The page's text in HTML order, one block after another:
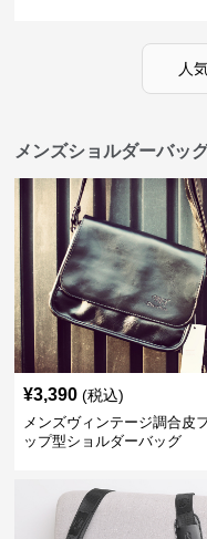
人
メンズショルダーバッ
¥3,390 (税込)
メンズヴィンテージ調合皮
ップ型ショルダーバッグ